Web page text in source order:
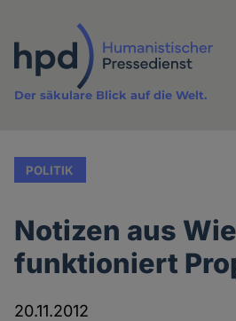
Inhalt
Der säkulare Blick auf die Welt.
POLITIK
Notizen aus
funktioniert
20.11.2012